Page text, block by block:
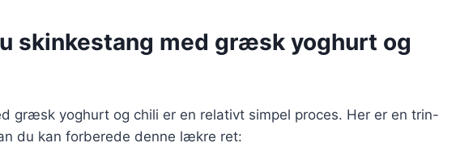
skinkestang med græsk yoghurt og
græsk yoghurt og chili er en relativt simpel proces. Her er en trin-
du kan forberede denne lækre ret: